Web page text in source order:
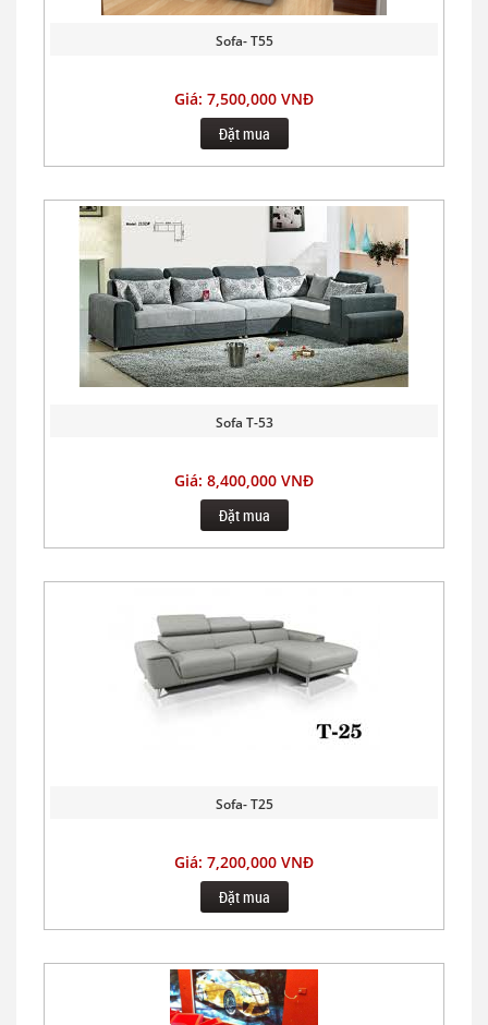
Sofa- T55
Giá: 7,500,000 VNĐ
Đặt mua
Sofa T-53
Giá: 8,400,000 VNĐ
Đặt mua
Sofa- T25
Giá: 7,200,000 VNĐ
Đặt mua